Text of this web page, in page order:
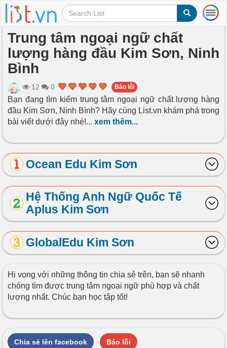
T
o
l
e
i
g
i
o
n
Trung tâm ngoại ngữ chất
lượng hàng đầu Kim Sơn, Ninh
Bình
12 0 Báo lỗi
Bạn đang tìm kiếm trung tâm ngoại ngữ chất lượng hàng
đầu Kim Sơn, Ninh Bình? Hãy cùng List.vn khám phá trong
bài viết dưới đây nhé!... xem thêm...
Ocean Edu Kim Sơn
Hệ Thống Anh Ngữ Quốc Tế
Aplus Kim Sơn
GlobalEdu Kim Sơn
Hi vọng với những thông tin chia sẻ trên, bạn sẽ nhanh
chóng tìm được trung tâm ngoại ngữ phù hợp và chất
lượng nhất. Chúc bạn học tập tốt!
Chia sẻ lên facebook Báo lỗi